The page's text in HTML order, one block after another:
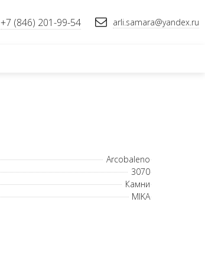
+7 (846) 201-99-54 arli.samara@yandex.ru
Arcobaleno
3070
Камни
MIKA